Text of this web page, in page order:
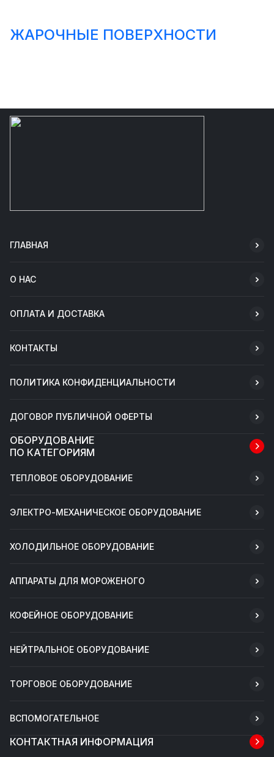
ЖАРОЧНЫЕ ПОВЕРХНОСТИ
ГЛАВНАЯ
О НАС
ОПЛАТА И ДОСТАВКА
КОНТАКТЫ
ПОЛИТИКА КОНФИДЕНЦИАЛЬНОСТИ
ДОГОВОР ПУБЛИЧНОЙ ОФЕРТЫ
ОБОРУДОВАНИЕ
ПО КАТЕГОРИЯМ
ТЕПЛОВОЕ ОБОРУДОВАНИЕ
ЭЛЕКТРО-МЕХАНИЧЕСКОЕ ОБОРУДОВАНИЕ
ХОЛОДИЛЬНОЕ ОБОРУДОВАНИЕ
АППАРАТЫ ДЛЯ МОРОЖЕНОГО
КОФЕЙНОЕ ОБОРУДОВАНИЕ
НЕЙТРАЛЬНОЕ ОБОРУДОВАНИЕ
ТОРГОВОЕ ОБОРУДОВАНИЕ
ВСПОМОГАТЕЛЬНОЕ
КОНТАКТНАЯ ИНФОРМАЦИЯ